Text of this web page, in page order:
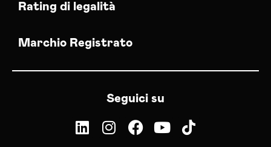
Rating di legalità
Marchio Registrato
Seguici su